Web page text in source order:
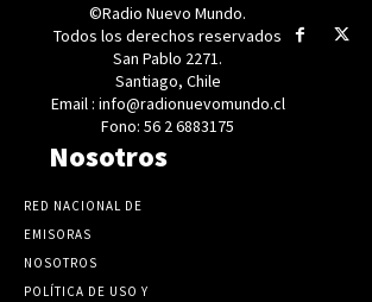
©Radio Nuevo Mundo.
Todos los derechos reservados
San Pablo 2271.
Santiago, Chile
Email : info@radionuevomundo.cl
Fono: 56 2 6883175
Nosotros
RED NACIONAL DE
EMISORAS
NOSOTROS
POLÍTICA DE USO Y